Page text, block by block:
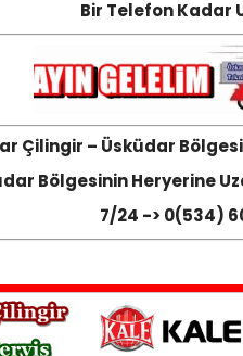
Bir Telefon Kadar
Çilingir – Üsküdar
Bölgesinin Heryerine
7/24 -> 0(534)